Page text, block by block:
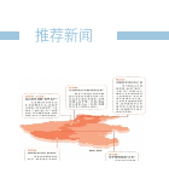
推荐新闻